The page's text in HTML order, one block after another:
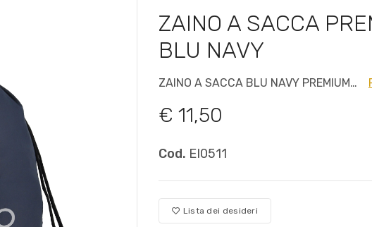
ZAINO A SACCA
BLU NAVY
ZAINO A SACCA BLU NAVY PREMIUM…
€ 11,50
Cod. EI0511
Lista dei desideri